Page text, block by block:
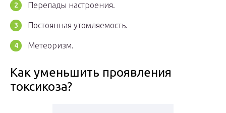
Перепады настроения.
Постоянная утомляемость.
Метеоризм.
Как уменьшить проявления
токсикоза?